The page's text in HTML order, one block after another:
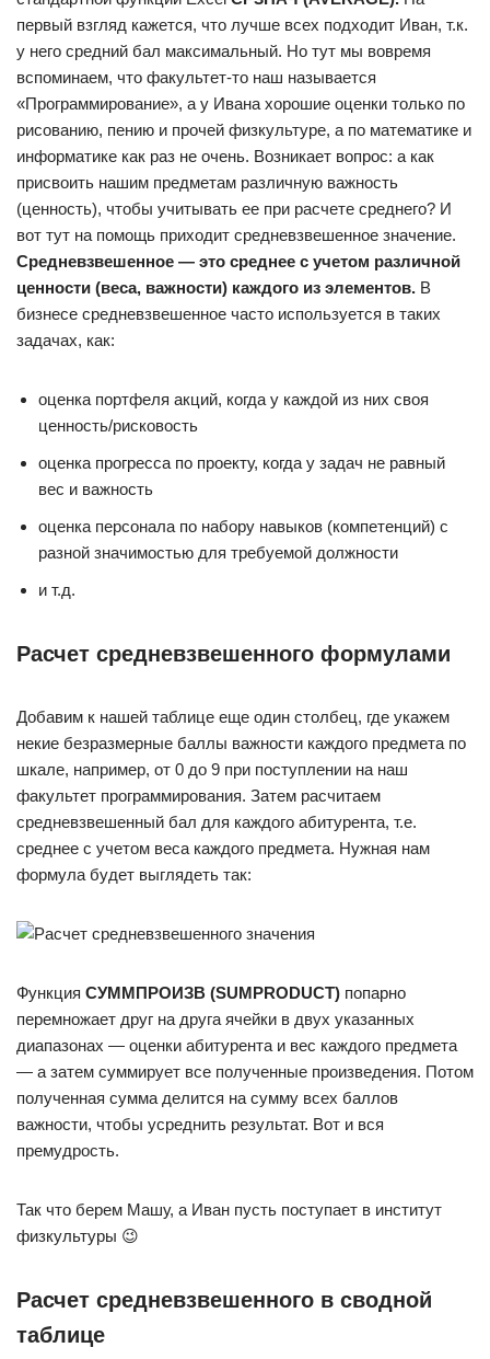
первый взгляд кажется, что лучше всех подходит Иван, т.к.
у него средний бал максимальный. Но тут мы вовремя
вспоминаем, что факультет-то наш называется
«Программирование», а у Ивана хорошие оценки только по
рисованию, пению и прочей физкультуре, а по математике и
информатике как раз не очень. Возникает вопрос: а как
присвоить нашим предметам различную важность
(ценность), чтобы учитывать ее при расчете среднего? И
вот тут на помощь приходит средневзвешенное значение.
Средневзвешенное — это среднее с учетом различной
ценности (веса, важности) каждого из элементов. В
бизнесе средневзвешенное часто используется в таких
задачах, как:
оценка портфеля акций, когда у каждой из них своя
ценность/рисковость
оценка прогресса по проекту, когда у задач не равный
вес и важность
оценка персонала по набору навыков (компетенций) с
разной значимостью для требуемой должности
и т.д.
Расчет средневзвешенного формулами
Добавим к нашей таблице еще один столбец, где укажем
некие безразмерные баллы важности каждого предмета по
шкале, например, от 0 до 9 при поступлении на наш
факультет программирования. Затем расчитаем
средневзвешенный бал для каждого абитурента, т.е.
среднее с учетом веса каждого предмета. Нужная нам
формула будет выглядеть так:
Функция СУММПРОИЗВ (SUMPRODUCT) попарно
перемножает друг на друга ячейки в двух указанных
диапазонах — оценки абитурента и вес каждого предмета
— а затем суммирует все полученные произведения. Потом
полученная сумма делится на сумму всех баллов
важности, чтобы усреднить результат. Вот и вся
премудрость.
Так что берем Машу, а Иван пусть поступает в институт
физкультуры 😉
Расчет средневзвешенного в сводной
таблице